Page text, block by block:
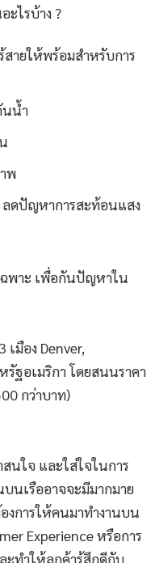
ะไรบ้าง ?
ายให้พร้อมสำหรับการ
นน้ำ
พ
ลดปัญหาการสะท้อนแสง
พาะ เพื่อกันปัญหาใน
มือง Denver,
ฐอเมริกา โดยสนนราคา
กว่าบาท)
นใจ และใส่ใจในการ
นเรืออาจจะมีมากมาย
งการให้คนมาทำงานบน
Experience หรือการ
ะทำให้ลูกค้ารู้สึกดีกับ